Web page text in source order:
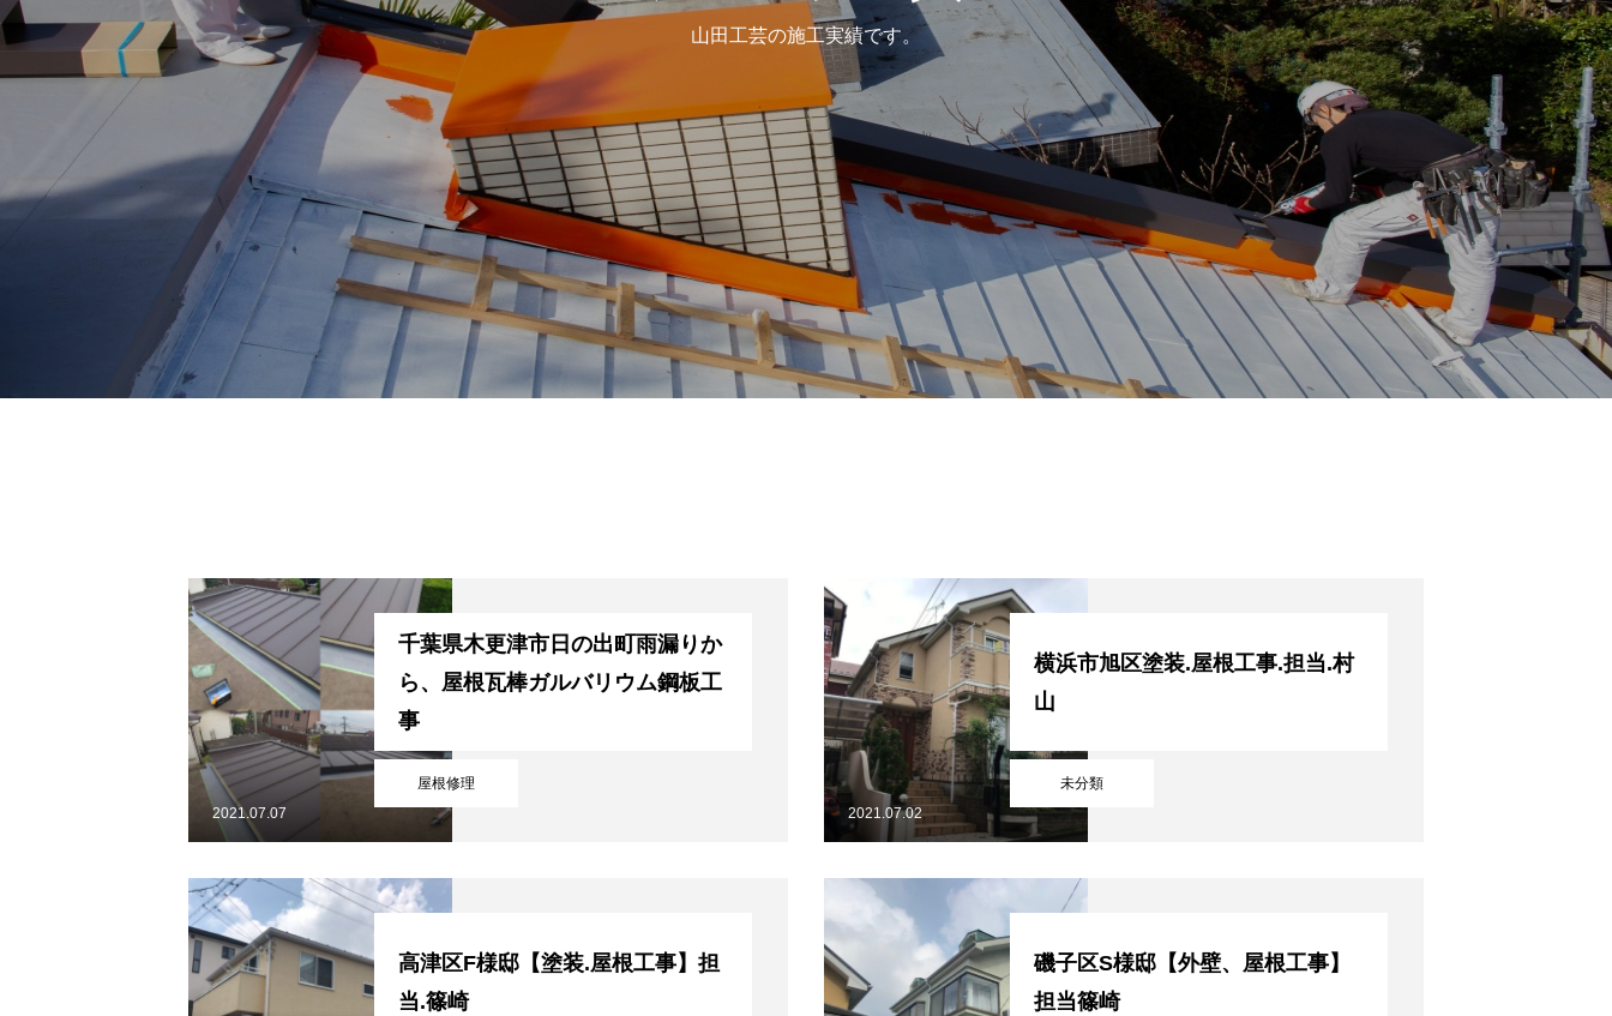
HOME
山田工芸の施工実績です。
屋根修理
千葉県木更津市日の出町雨漏りか
ら、屋根瓦棒ガルバリウム鋼板工
事
2021.07.07
未分類
横浜市旭区塗装.屋根工事.担当.村
山
2021.07.02
高津区F様邸【塗装.屋根工事】担
当.篠崎
磯子区S様邸【外壁、屋根工事】
担当篠崎